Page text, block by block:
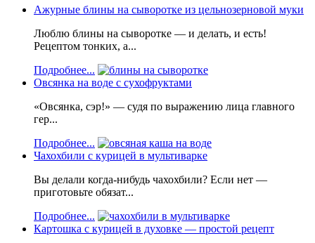
Ажурные блины на сыворотке из цельнозерновой муки
Люблю блины на сыворотке — и делать, и есть!
Рецептом тонких, а...
Подробнее...
Овсянка на воде с сухофруктами
«Овсянка, сэр!» — судя по выражению лица главного
гер...
Подробнее...
Чахохбили с курицей в мультиварке
Вы делали когда-нибудь чахохбили? Если нет —
приготовьте обязат...
Подробнее...
Картошка с курицей в духовке — простой рецепт